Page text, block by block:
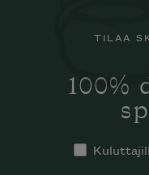
TILAA
100%